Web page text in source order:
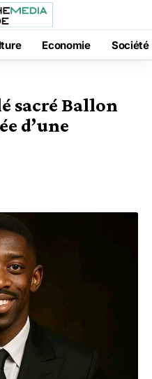
Economie Société
sacré Ballon
d’une